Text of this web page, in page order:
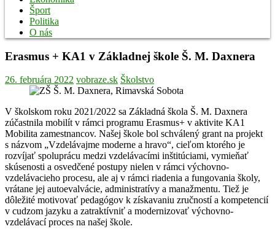
Šport
Politika
O nás
Erasmus + KA1 v Základnej škole Š. M. Daxnera
26. februára 2022 vobraze.sk Školstvo
V školskom roku 2021/2022 sa Základná škola Š. M. Daxnera
zúčastnila mobilít v rámci programu Erasmus+ v aktivite KA1
Mobilita zamestnancov. Našej škole bol schválený grant na projekt
s názvom „Vzdelávajme moderne a hravo“, cieľom ktorého je
rozvíjať spoluprácu medzi vzdelávacími inštitúciami, vymieňať
skúsenosti a osvedčené postupy nielen v rámci výchovno-
vzdelávacieho procesu, ale aj v rámci riadenia a fungovania školy,
vrátane jej autoevalvácie, administratívy a manažmentu. Tiež je
dôležité motivovať pedagógov k získavaniu zručností a kompetencií
v cudzom jazyku a zatraktívniť a modernizovať výchovno-
vzdelávací proces na našej škole.